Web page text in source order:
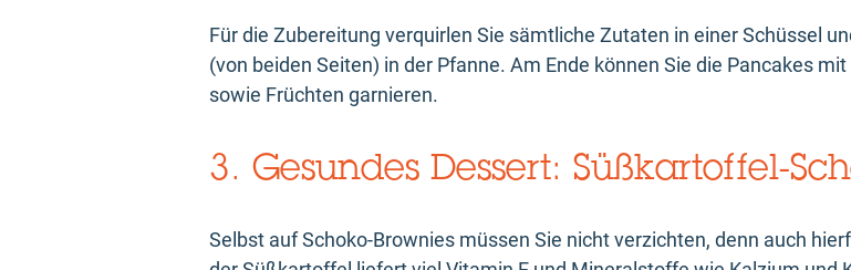
Für die Zubereitung verquirlen Sie sämtliche Zutaten in einer Schüssel
(von beiden Seiten) in der Pfanne. Am Ende können Sie die Pancakes
sowie Früchten garnieren.
3. Gesundes Dessert: Süßkartoffel-
Selbst auf Schoko-Brownies müssen Sie nicht verzichten, denn auch